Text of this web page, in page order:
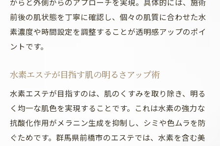
前後の肌状態を丁寧に確認し、個々の肌質に合わせた水
素濃度や時間設定を調整することが透明感アップのポイ
ントです。
水素エステが目指す肌の明るさアップ術
水素エステが目指すのは、肌のくすみを取り除き、明る
く均一な肌色を実現することです。これは水素の強力な
抗酸化作用がメラニン生成を抑制し、シミや色ムラを防
ぐためです。群馬県前橋市のエステでは、水素を含む美